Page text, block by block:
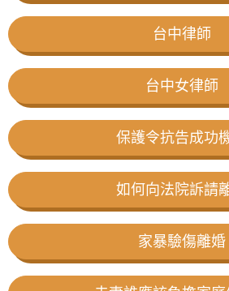
台中律師
台中女律師
保護令抗告成功
如何向法院訴請
家暴驗傷離婚